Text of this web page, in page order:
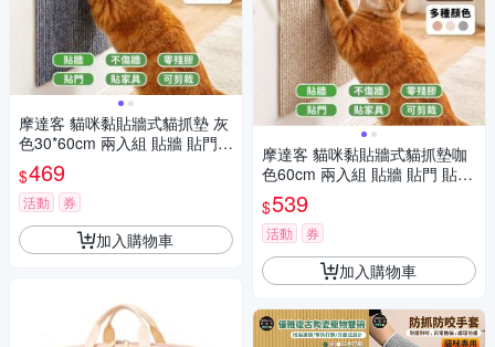
摩達客 貓咪黏貼牆式貓抓墊 灰
色30*60cm 兩入組 貼牆 貼門
貼家具 隨處可貼附背膠 可剪
裁 不易殘膠 不易傷牆
$469
活動 券
加入購物車
摩達客 貓咪黏貼牆式貓抓墊咖
色60cm 兩入組 貼牆 貼門 貼家
具 隨處可貼附背膠 可剪裁 不易
殘膠 不易傷牆
$539
活動 券
加入購物車